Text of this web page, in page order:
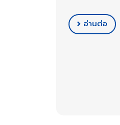
อ่านต่อ